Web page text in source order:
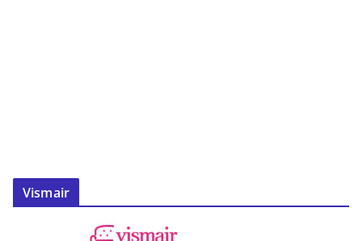
Vismair